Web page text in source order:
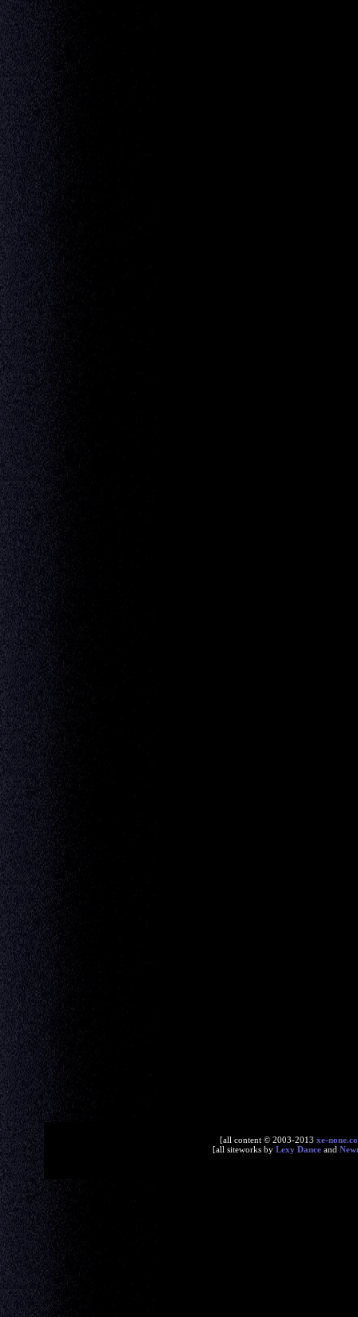
[all content © 2003-2013 xe-
[all siteworks by Lexy Danceand